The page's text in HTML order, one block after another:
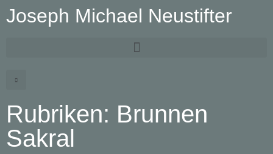
Joseph Michael Neustifter
Rubriken: Brunnen
Sakral